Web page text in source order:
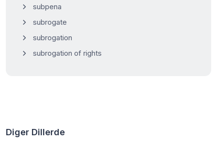
subpena
subrogate
subrogation
subrogation of rights
Diger Dillerde